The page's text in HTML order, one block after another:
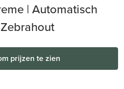
| Automatisch
prijzen te zien